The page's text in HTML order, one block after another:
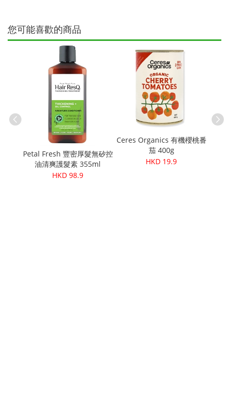
您可能喜歡的商品
Petal Fresh 豐密厚髮無矽控
油清爽護髮素 355ml
HKD 98.9
Ceres Organics 有機櫻桃番
茄 400g
HKD 19.9